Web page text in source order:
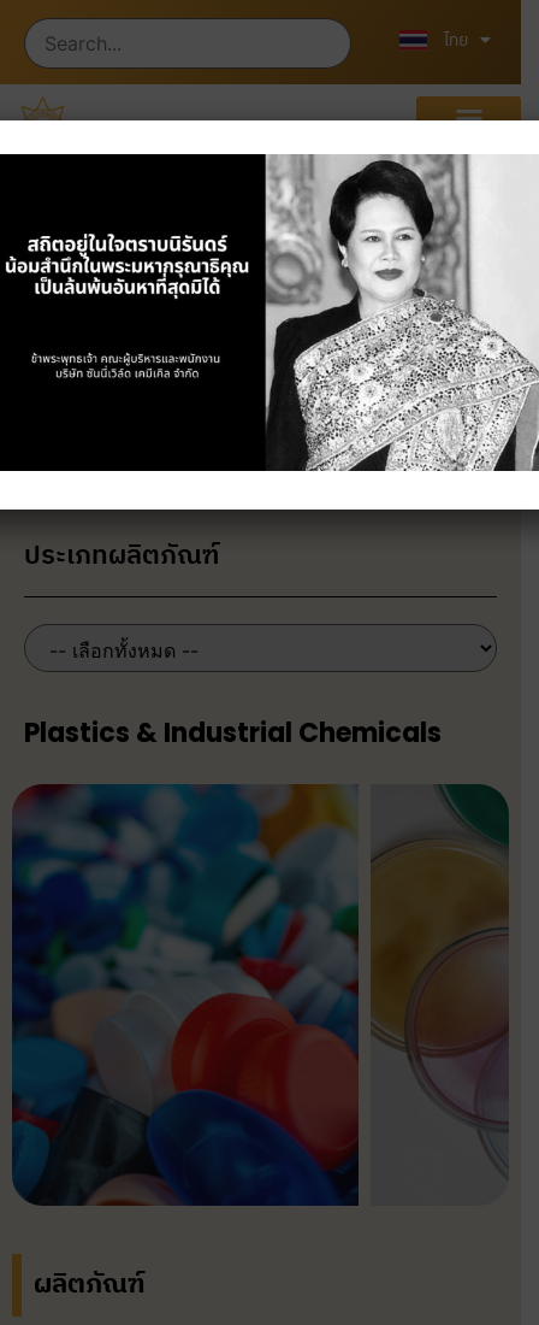
ไทย
中文 (中国)
ผลิตภัณฑ์
/ Plastics & Industrial
ประเภทผลิตภัณฑ์
Plastics & Industrial Chemicals
ผลิตภัณฑ์